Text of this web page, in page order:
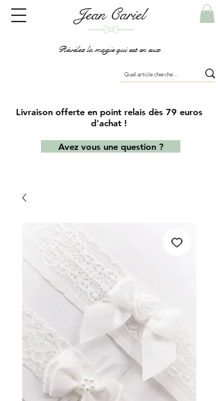
Jean Cariel
Révélez la magie qui est en eux
Livraison offerte en point relais dès 79 euros
d'achat !
Avez vous une question ?